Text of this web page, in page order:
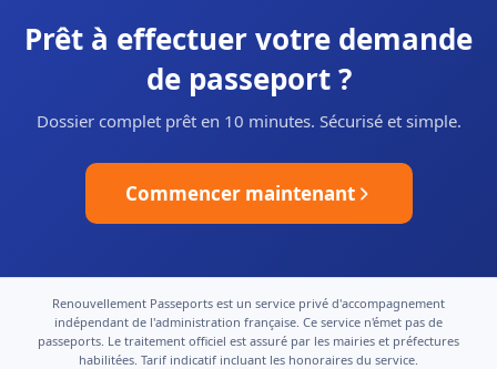
Prêt à effectuer votre demande
de passeport ?
Dossier complet prêt en 10 minutes. Sécurisé et simple.
Commencer maintenant
Renouvellement Passeports est un service privé d'accompagnement
indépendant de l'administration française. Ce service n'émet pas de
passeports. Le traitement officiel est assuré par les mairies et préfectures
habilitées. Tarif indicatif incluant les honoraires du service.